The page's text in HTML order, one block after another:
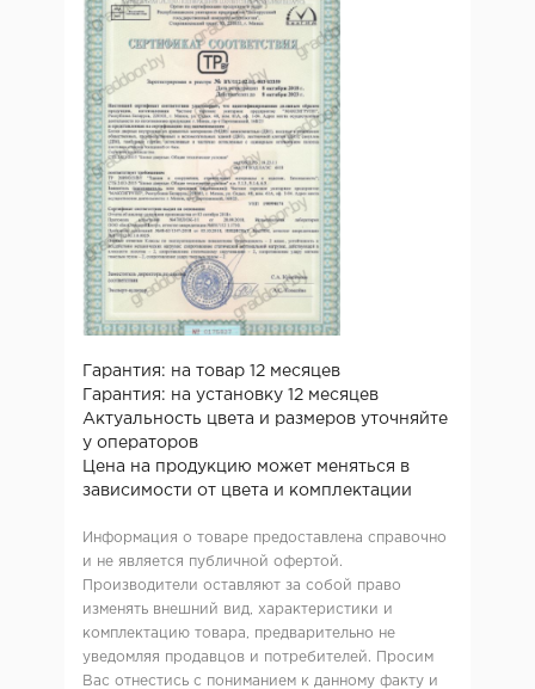
Гарантия: на товар 12 месяцев
Гарантия: на установку 12 месяцев
Актуальность цвета и размеров уточняйте
у операторов
Цена на продукцию может меняться в
зависимости от цвета и комплектации
Информация о товаре предоставлена справочно
и не является публичной офертой.
Производители оставляют за собой право
изменять внешний вид, характеристики и
комплектацию товара, предварительно не
уведомляя продавцов и потребителей. Просим
Вас отнестись с пониманием к данному факту и